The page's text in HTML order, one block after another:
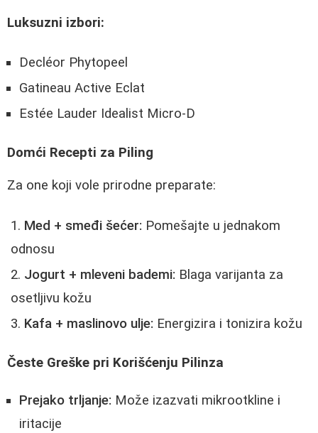
Luksuzni izbori:
Decléor Phytopeel
Gatineau Active Eclat
Estée Lauder Idealist Micro-D
Domći Recepti za Piling
Za one koji vole prirodne preparate:
Med + smeđi šećer: Pomešajte u jednakom
odnosu
Jogurt + mleveni bademi: Blaga varijanta za
osetljivu kožu
Kafa + maslinovo ulje: Energizira i tonizira kožu
Česte Greške pri Korišćenju Pilinza
Prejako trljanje: Može izazvati mikrootkline i
iritacije